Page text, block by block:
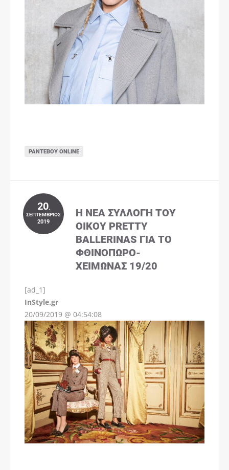
ΡΑΝΤΕΒΟΎ ONLINE
20.
ΣΕΠΤΈΜΒΡΙΟΣ
2019
Η ΝΈΑ ΣΥΛΛΟΓΉ ΤΟΥ
ΟΊΚΟΥ PRETTY
BALLERINAS ΓΙΑ ΤΟ
ΦΘΙΝΌΠΩΡΟ-
ΧΕΙΜΏΝΑΣ 19/20
[ad_1]
InStyle.gr
20/09/2019 @ 04:54:08